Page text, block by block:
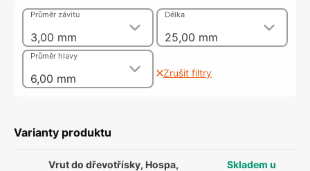
3,00 mm
Průměr závitu
25,00 mm
Délka
6,00 mm
Průměr hlavy
Zrušit filtry
Varianty produktu
Vrut do dřevotřísky, Hospa,
Skladem u